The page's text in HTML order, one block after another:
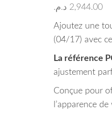
2,944.00 د.م.
Ajoutez une
(04/17) avec
La référence
ajustement
Conçue pour
l’apparence